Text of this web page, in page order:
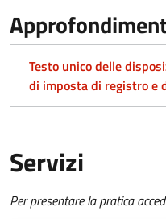
Testo unico delle
di imposta di registro
Servizi
Per presentare la pratica